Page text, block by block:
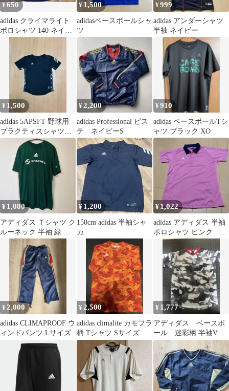
¥650
adidas クライマライト
ポロシャツ 140 ネイビ
¥ 1,500
adidasベースボールシャ
ツ
¥999
adidas アンダーシャツ
半袖 ネイビー
¥ 1,500
adidas 5APSFT 野球用
プラクティスシャツサ
イズL
¥2,200
adidas Professional ピス
テ ネイビーS
¥910
adidas ベースボールTシ
ャツ ブラック XO
¥ 1,080
アディダス Ｔシャツ ク
ルーネック 半袖 緑 ポ
リエステル スポーツ タ
¥ 1,200
150cm adidas 半袖シャ
カ
¥1,022
adidas アディダス 半袖
ポロシャツ ピンク
198
¥2,000
adidas CLIMAPROOF ウ
ィンドパンツ Lサイズ
¥2,500
adidas climalite カモフラ
柄 Tシャツ Sサイズ
¥ 1,777
アディダス ベースボ
ール 迷彩柄 半袖Vネ
ックシャツ